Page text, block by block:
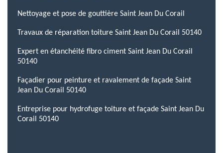
Nettoyage et pose de gouttière Saint Jean Du Corail
Travaux de réparation toiture Saint Jean Du Corail 50140
Expert en étanchéité fibro ciment Saint Jean Du Corail
50140
Façadier pour peinture et ravalement de façade Saint
Jean Du Corail 50140
Entreprise pour hydrofuge toiture et façade Saint Jean Du
Corail 50140